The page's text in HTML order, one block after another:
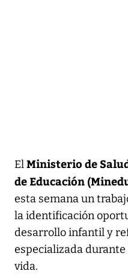
ElMinisterio de
de Educación
esta semana un
la identificación
desarrollo infantil y
especializada
vida.